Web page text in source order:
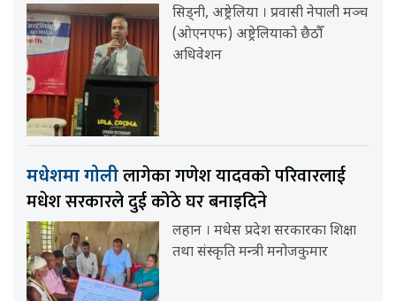
सिड्नी, अष्ट्रेलिया । प्रवासी नेपाली मञ्च
(ओएनएफ) अष्ट्रेलियाको छैठौँ
अधिवेशन
मधेशमा गोलीलागेका गणेश यादवको परिवारलाई
मधेश सरकारले दुई कोठे घर बनाइदिने
लहान । मधेस प्रदेश सरकारका शिक्षा
तथा संस्कृति मन्त्री मनोजकुमार